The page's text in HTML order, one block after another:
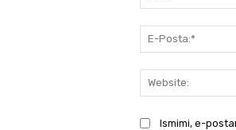
Ismimi, e-